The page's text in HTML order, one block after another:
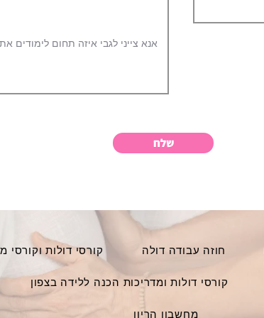
שלח
קורסי דולות וקורסי חוזה עבודה דולה
קורסי דולות ומדריכות הכנה ללידה בצפון
מחשבון הריון